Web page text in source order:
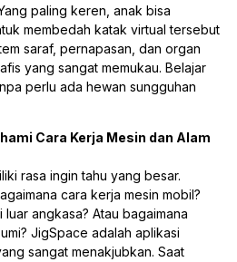
paling keren, anak bisa
membedah katak virtual tersebut
saraf, pernapasan, dan organ
yang sangat memukau. Belajar
perlu ada hewan sungguhan
Cara Kerja Mesin dan Alam
rasa ingin tahu yang besar.
cara kerja mesin mobil?
angkasa? Atau bagaimana
JigSpace adalah aplikasi
sangat menakjubkan. Saat